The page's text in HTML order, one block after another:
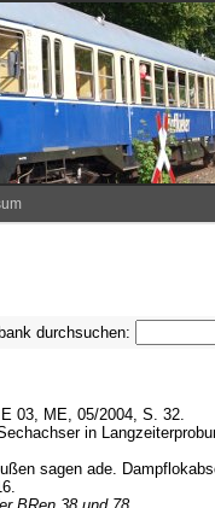
durchsuchen:
03, ME, 05/2004, S. 32.
in
sagen ade.